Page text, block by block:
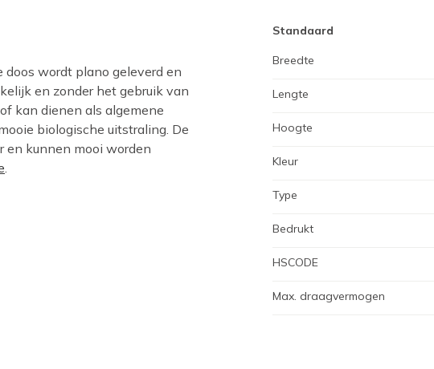
doos wordt plano geleverd en
en zonder het gebruik van
kan dienen als algemene
biologische uitstraling. De
en kunnen mooi worden
.
Standaard
Breedte
Lengte
Hoogte
Kleur
Type
Bedrukt
HSCODE
Max. draagvermogen